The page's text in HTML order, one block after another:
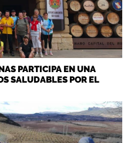
PARTICIPA EN UNA
SALUDABLES POR EL